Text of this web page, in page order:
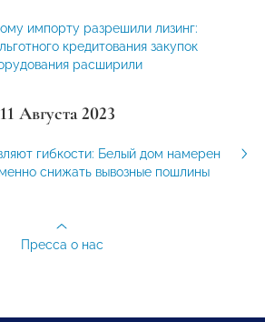
импорту разрешили лизинг:
кредитования закупок
расширили
11 Августа 2023
гибкости: Белый дом намерен
снижать вывозные пошлины
Пресса о нас